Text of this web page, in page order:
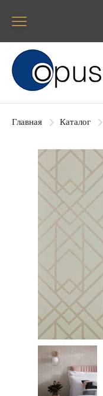
Блок поиска
Главная Каталог